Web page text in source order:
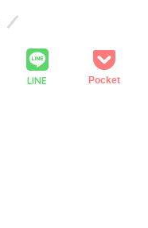
LINE Pocket